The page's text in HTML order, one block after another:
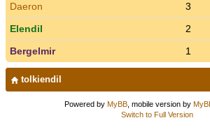
Daeron
3
Elendil
2
Bergelmir
1
tolkiendil
Powered by MyBB, mobile version by
Switch to Full Version